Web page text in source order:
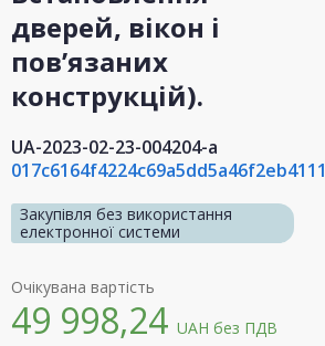
дверей, вікон і
пов’язаних
конструкцій).
UA-2023-02-23-004204-a
017c6164f4224c69a5dd5a46f2eb4111
Закупівля без використання
електронної системи
Очікувана вартість
49 998,24 UAH без ПДВ